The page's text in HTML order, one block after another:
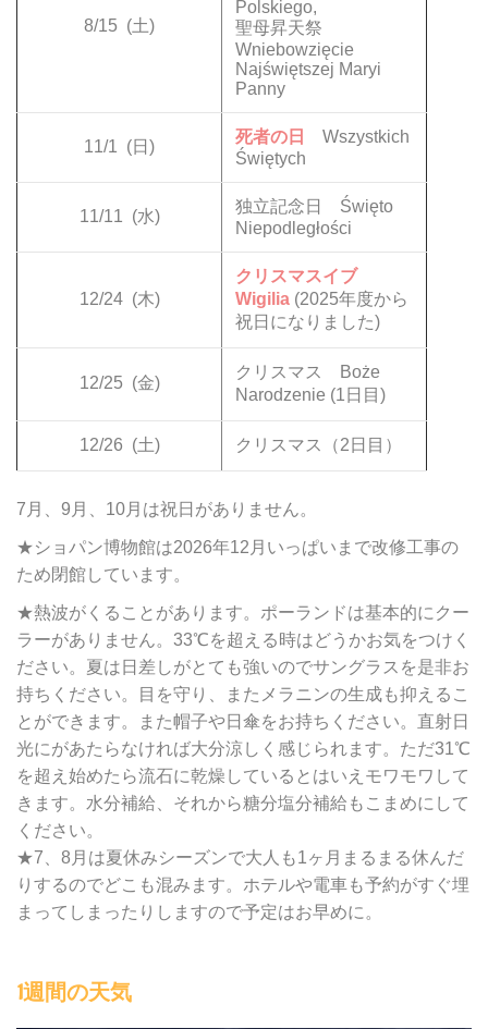
8/15 (土)
Polskiego,
聖母昇天祭
Wniebowzięcie
Najświętszej Maryi
Panny
11/1 (日)
死者の日
Wszystkich
Świętych
11/11 (水)
独立記念日 Święto
Niepodległości
12/24 (木)
クリスマスイブ
Wigilia (2025年度から
祝日になりました)
12/25 (金)
クリスマス Boże
Narodzenie (1日目)
12/26 (土) クリスマス（2日目）
7月、9月、10月は祝日がありません。
★ショパン博物館は2026年12月いっぱいまで改修工事の
ため閉館しています。
★熱波がくることがあります。ポーランドは基本的にクー
ラーがありません。33℃を超える時はどうかお気をつけく
ださい。夏は日差しがとても強いのでサングラスを是非お
持ちください。目を守り、またメラニンの生成も抑えるこ
とができます。また帽子や日傘をお持ちください。直射日
光にがあたらなければ大分涼しく感じられます。ただ31℃
を超え始めたら流石に乾燥しているとはいえモワモワして
きます。水分補給、それから糖分塩分補給もこまめにして
ください。
★7、8月は夏休みシーズンで大人も1ヶ月まるまる休んだ
りするのでどこも混みます。ホテルや電車も予約がすぐ埋
まってしまったりしますので予定はお早めに。
1週間の天気